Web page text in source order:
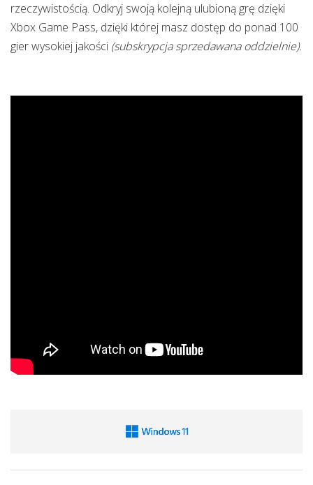
rzeczywistością. Odkryj swoją kolejną ulubioną grę dzięki
Xbox Game Pass, dzięki której masz dostęp do ponad 100
gier wysokiej jakości (subskrypcja sprzedawana oddzielnie).